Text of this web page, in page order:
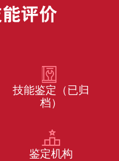
技能鉴定（已归
档）
鉴定机构